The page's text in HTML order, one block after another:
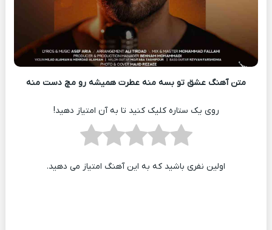
متن آهنگ عشق تو بسه منه عطرت همیشه رو مچ دست منه
روی یک ستاره کلیک کنید تا به آن امتیاز دهید!
اولین نفری باشید که به این آهنگ امتیاز می دهید.